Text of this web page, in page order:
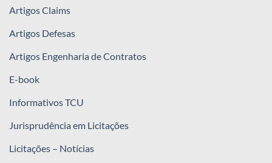
Artigos Claims
Artigos Defesas
Artigos Engenharia de Contratos
E-book
Informativos TCU
Jurisprudência em Licitações
Licitações – Notícias